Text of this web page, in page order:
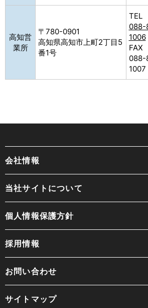
高知営
業所
〒780-0901
高知県高知市上町2丁目5
番1号
TEL
088-
1006
FAX
088-
1007
会社情報
当社サイトについて
個人情報保護方針
採用情報
お問い合わせ
サイトマップ